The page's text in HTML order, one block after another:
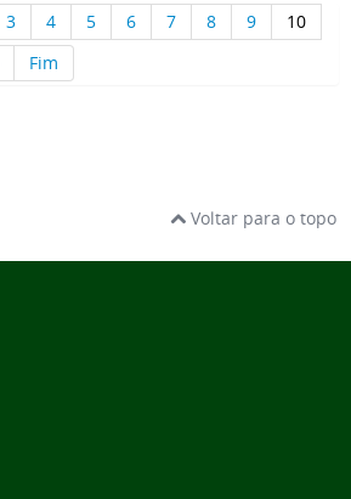
3 4 5 6 7 8 9
10
Fim
Voltar para o topo